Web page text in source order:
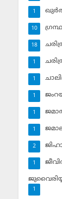
1
10
18
1
1
1
1
1
2
1
1